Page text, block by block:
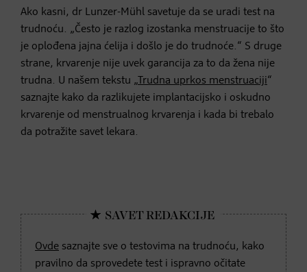
Ako kasni, dr Lunzer-Mühl savetuje da se uradi test na
trudnoću. „Često je razlog izostanka menstruacije to što
je oplođena jajna ćelija i došlo je do trudnoće.“ S druge
strane, krvarenje nije uvek garancija za to da žena nije
trudna. U našem tekstu „ Trudna uprkos menstruaciji“
saznajte kako da razlikujete implantacijsko i oskudno
krvarenje od menstrualnog krvarenja i kada bi trebalo
da potražite savet lekara.
Ovde saznajte sve o testovima na trudnoću, kako
pravilno da sprovedete test i ispravno očitate